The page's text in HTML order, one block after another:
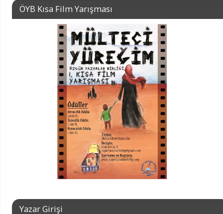
ÖYB Kısa Film Yarışması
Yazar Girişi